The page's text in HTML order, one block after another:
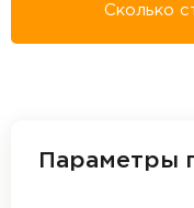
Сколько
Параметры